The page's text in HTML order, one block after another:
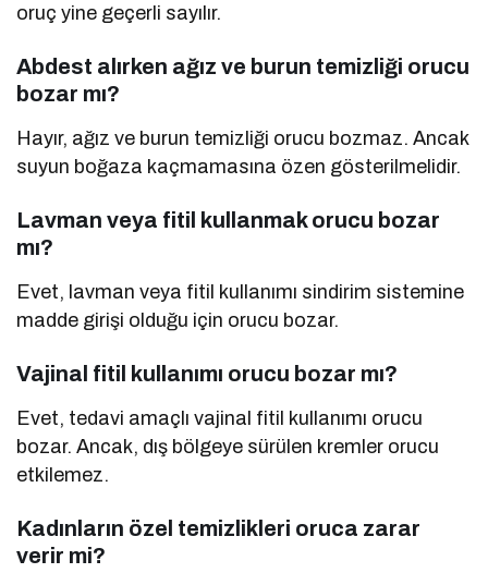
oruç yine geçerli sayılır.
Abdest alırken ağız ve burun temizliği orucu
bozar mı?
Hayır, ağız ve burun temizliği orucu bozmaz. Ancak
suyun boğaza kaçmamasına özen gösterilmelidir.
Lavman veya fitil kullanmak orucu bozar
mı?
Evet, lavman veya fitil kullanımı sindirim sistemine
madde girişi olduğu için orucu bozar.
Vajinal fitil kullanımı orucu bozar mı?
Evet, tedavi amaçlı vajinal fitil kullanımı orucu
bozar. Ancak, dış bölgeye sürülen kremler orucu
etkilemez.
Kadınların özel temizlikleri oruca zarar
verir mi?